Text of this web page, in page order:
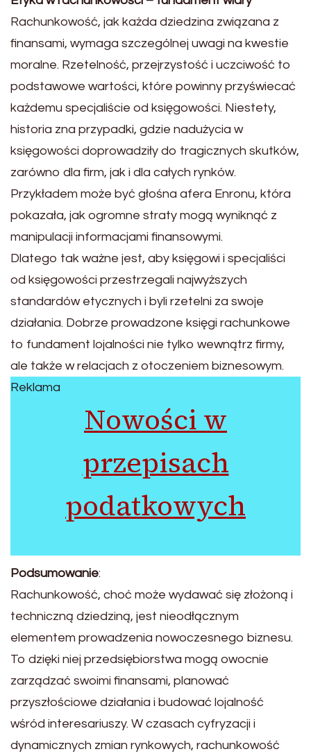
Rachunkowość, jak każda dziedzina związana z
finansami, wymaga szczególnej uwagi na kwestie
moralne. Rzetelność, przejrzystość i uczciwość to
podstawowe wartości, które powinny przyświecać
każdemu specjaliście od księgowości. Niestety,
historia zna przypadki, gdzie nadużycia w
księgowości doprowadziły do tragicznych skutków,
zarówno dla firm, jak i dla całych rynków.
Przykładem może być głośna afera Enronu, która
pokazała, jak ogromne straty mogą wyniknąć z
manipulacji informacjami finansowymi.
Dlatego tak ważne jest, aby księgowi i specjaliści
od księgowości przestrzegali najwyższych
standardów etycznych i byli rzetelni za swoje
działania. Dobrze prowadzone księgi rachunkowe
to fundament lojalności nie tylko wewnątrz firmy,
ale także w relacjach z otoczeniem biznesowym.
Reklama
Nowości w
przepisach
podatkowych
Podsumowanie:
Rachunkowość, choć może wydawać się złożoną i
techniczną dziedziną, jest nieodłącznym
elementem prowadzenia nowoczesnego biznesu.
To dzięki niej przedsiębiorstwa mogą owocnie
zarządzać swoimi finansami, planować
przyszłościowe działania i budować lojalność
wśród interesariuszy. W czasach cyfryzacji i
dynamicznych zmian rynkowych, rachunkowość